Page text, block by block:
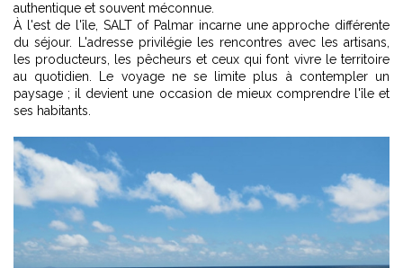
authentique et souvent méconnue.
À l'est de l'île, SALT of Palmar incarne une approche différente
du séjour. L'adresse privilégie les rencontres avec les artisans,
les producteurs, les pêcheurs et ceux qui font vivre le territoire
au quotidien. Le voyage ne se limite plus à contempler un
paysage ; il devient une occasion de mieux comprendre l'île et
ses habitants.